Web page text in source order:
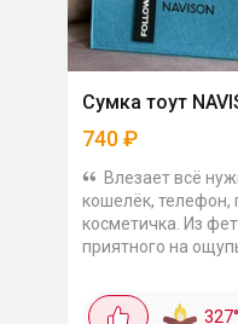
Сумка тоут
740₽
Влезает всё
кошелёк, телефон,
косметичка. Из
приятного на
прихотливая.
носить можно и на
327°